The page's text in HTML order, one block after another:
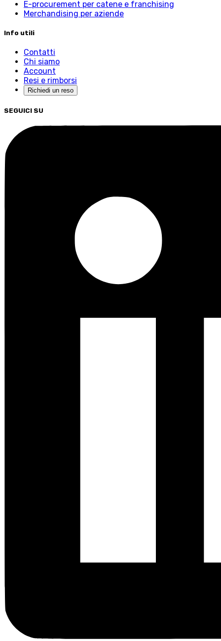
E-procurement per catene e franchising
Merchandising per aziende
Info utili
Contatti
Chi siamo
Account
Resi e rimborsi
Richiedi un reso
SEGUICI SU